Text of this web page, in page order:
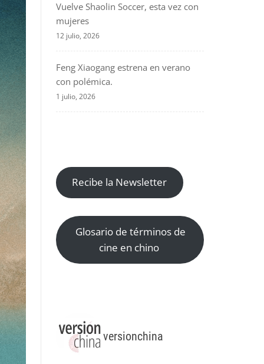
Vuelve Shaolin Soccer, esta vez con
mujeres
12 julio, 2026
Feng Xiaogang estrena en verano
con polémica.
1 julio, 2026
Recibe la Newsletter
Glosario de términos de
cine en chino
versionchina